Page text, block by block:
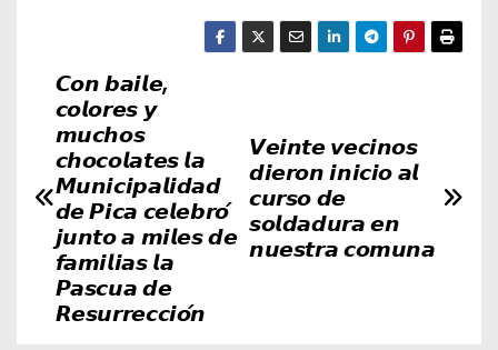
N
v
𝙑𝙚𝙞𝙣𝙩𝙚 𝙫𝙚𝙘𝙞𝙣𝙤𝙨
𝙙𝙞𝙚𝙧𝙤𝙣 𝙞𝙣𝙞𝙘𝙞𝙤 𝙖𝙡
𝙘𝙪𝙧𝙨𝙤 𝙙𝙚
𝙨𝙤𝙡𝙙𝙖𝙙𝙪𝙧𝙖 𝙚𝙣
𝙣𝙪𝙚𝙨𝙩𝙧𝙖 𝙘𝙤𝙢𝙪𝙣𝙖
𝘾𝙤𝙣 𝙗𝙖𝙞𝙡𝙚,
𝙘𝙤𝙡𝙤𝙧𝙚𝙨 𝙮
𝙢𝙪𝙘𝙝𝙤𝙨
𝙘𝙝𝙤𝙘𝙤𝙡𝙖𝙩𝙚𝙨 𝙡𝙖
𝙈𝙪𝙣𝙞𝙘𝙞𝙥𝙖𝙡𝙞𝙙𝙖𝙙
𝙙𝙚 𝙋𝙞𝙘𝙖 𝙘𝙚𝙡𝙚𝙗𝙧𝙤́
𝙟𝙪𝙣𝙩𝙤 𝙖 𝙢𝙞𝙡𝙚𝙨 𝙙𝙚
𝙛𝙖𝙢𝙞𝙡𝙞𝙖𝙨 𝙡𝙖
𝙋𝙖𝙨𝙘𝙪𝙖 𝙙𝙚
𝙍𝙚𝙨𝙪𝙧𝙧𝙚𝙘𝙘𝙞𝙤́𝙣